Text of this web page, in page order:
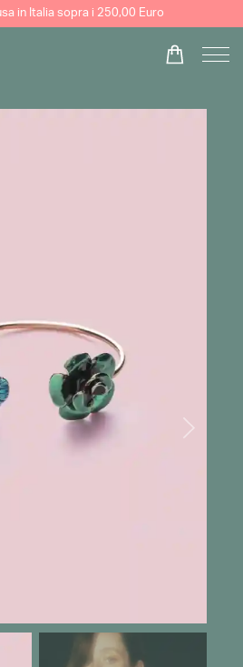
in Italia sopra i 250,00 Euro